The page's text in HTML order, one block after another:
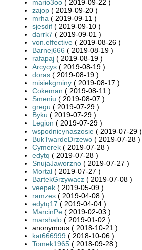
mario3oo ( 2019-09-22 )
zajop ( 2019-09-20 )
mrha ( 2019-09-11 )
sjesdif ( 2019-09-10 )
darrk7 ( 2019-09-01 )
von.effective ( 2019-08-26 )
Barnej666 ( 2019-08-19 )
rafapaj ( 2019-08-19 )
Arcycys ( 2019-08-19 )
doras ( 2019-08-19 )
misiekgminy ( 2019-08-17 )
Cokeman ( 2019-08-11 )
Smeniu ( 2019-08-07 )
gregu ( 2019-07-29 )
Byku ( 2019-07-29 )
Legion ( 2019-07-29 )
wspodnicynaszosie ( 2019-07-29 )
BukTwardeDrzewo ( 2019-07-28 )
Cymerek ( 2019-07-28 )
edytq ( 2019-07-28 )
SnujaJaworzno ( 2019-07-27 )
Mortal ( 2019-07-27 )
BartekGrzywacz ( 2019-07-08 )
veepek ( 2019-05-09 )
ramzes ( 2019-04-08 )
edytq17 ( 2019-04-04 )
MarcinPe ( 2019-02-03 )
marshalo ( 2019-01-02 )
anonymous ( 2018-10-21 )
kat666999 ( 2018-10-06 )
Tomek1965 ( 2018-09-28 )